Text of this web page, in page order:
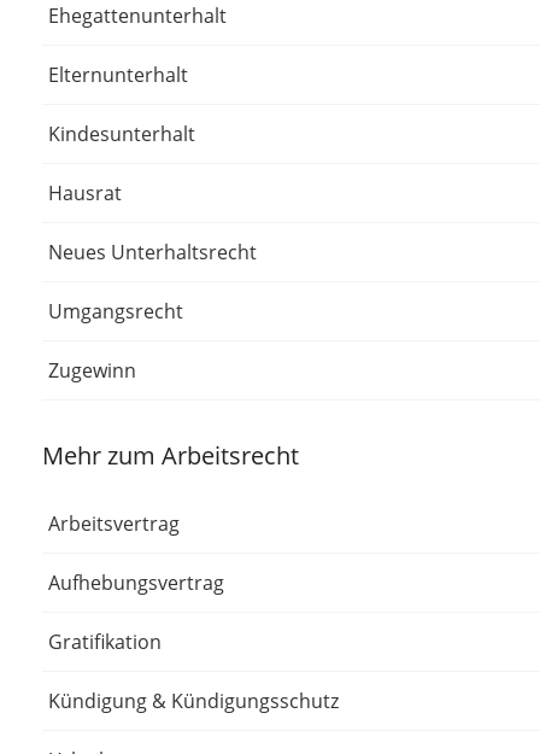
Ehegattenunterhalt
Elternunterhalt
Kindesunterhalt
Hausrat
Neues Unterhaltsrecht
Umgangsrecht
Zugewinn
Mehr zum Arbeitsrecht
Arbeitsvertrag
Aufhebungsvertrag
Gratifikation
Kündigung & Kündigungsschutz